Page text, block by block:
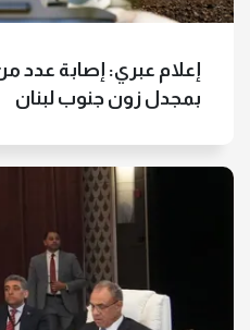
إعلام عبري: إصابة عدد
بمجدل زون جنوب لبنان